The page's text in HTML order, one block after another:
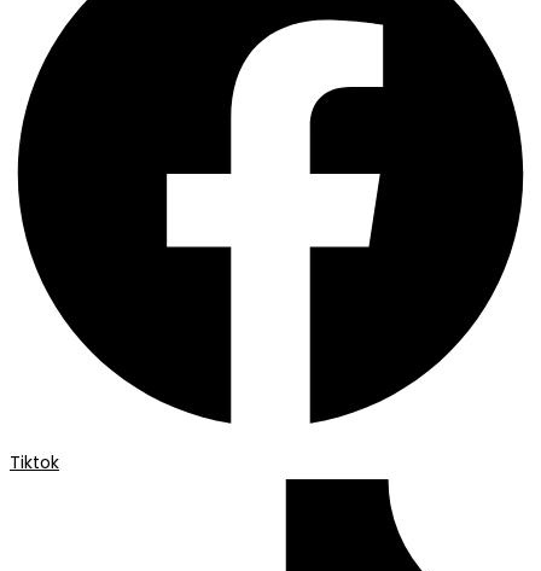
Tiktok